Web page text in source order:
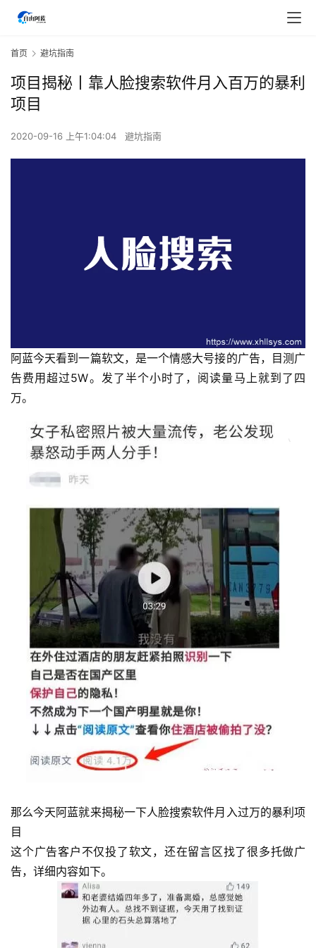
首页 避坑指南
项目揭秘丨靠人脸搜索软件月入百万的暴利
项目
2020-09-16 上午1:04:04 避坑指南
阿蓝今天看到一篇软文，是一个情感大号接的广告，目测广
告费用超过5W。发了半个小时了，阅读量马上就到了四
万。
那么今天阿蓝就来揭秘一下人脸搜索软件月入过万的暴利项
目
这个广告客户不仅投了软文，还在留言区找了很多托做广
告，详细内容如下。